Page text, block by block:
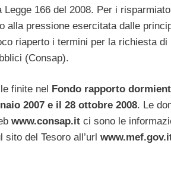
166 del 2008. Per i
alla pressione esercitata dalle
riaperto i termini per la richiesta di
(Consap).
finite nel Fondo rapporto
2007 e il 28 ottobre 2008. Le
www.consap.it ci sono le
del Tesoro all’url